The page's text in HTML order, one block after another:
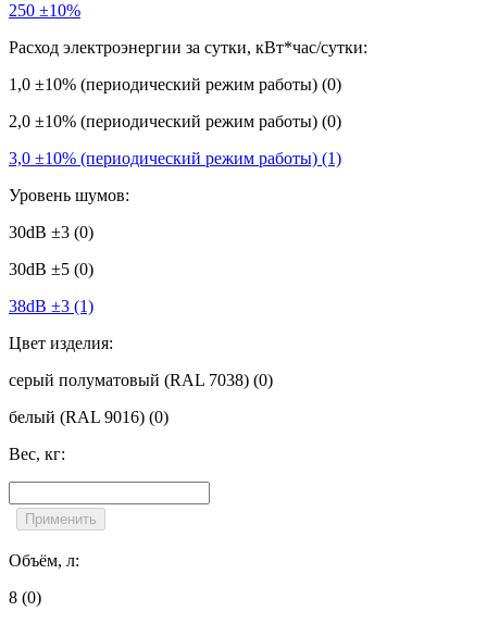
250 ±10%
Расход электроэнергии за сутки, кВт*час/сутки:
1,0 ±10% (периодический режим работы) (0)
2,0 ±10% (периодический режим работы) (0)
3,0 ±10% (периодический режим работы) (1)
Уровень шумов:
30dB ±3 (0)
30dB ±5 (0)
38dB ±3 (1)
Цвет изделия:
cерый полуматовый (RAL 7038) (0)
белый (RAL 9016) (0)
Вес, кг:
Объём, л:
8 (0)